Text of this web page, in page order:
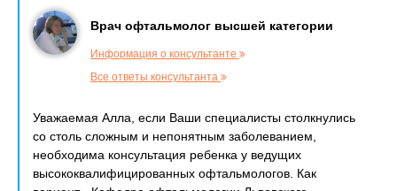
Врач офтальмолог высшей категории
Информация о консультанте
Все ответы консультанта
Уважаемая Алла, если Ваши специалисты столкнулись
со столь сложным и непонятным заболеванием,
необходима консультация ребенка у ведущих
высококвалифицированных офтальмологов. Как